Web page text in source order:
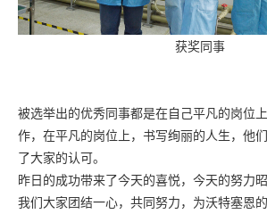
获奖同事
被选举出的优秀同事都是在自己平凡的岗位
作，在平凡的岗位上，书写绚丽的人生，他
了大家的认可。
昨日的成功带来了今天的喜悦，今天的努力
我们大家团结一心，共同努力，为沃特塞恩